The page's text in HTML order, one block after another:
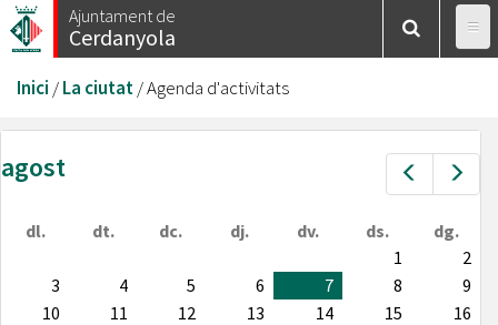
Vés
al
Ajuntament de
Cerdanyola
Esteu
aquí
Inici /La ciutat/Agenda d'activitats
Prev
agost
dl. dt. dc. dj. dv. ds.
dg.
1
2
3
4 5 6 7 8
9
10
11 12 13 14 15
16